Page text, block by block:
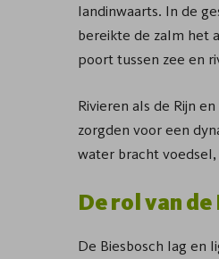
landinwaarts. In de
bereikte de zalm het
poort tussen zee en
Rivieren als de Rijn
zorgden voor een
water bracht
De rol van de
De Biesbosch lag en